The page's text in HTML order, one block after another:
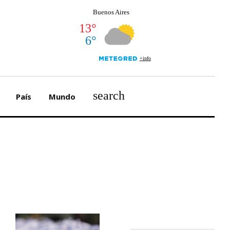
País Mundo search